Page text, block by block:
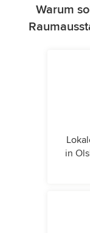
Warum
in